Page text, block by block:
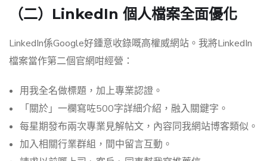
（二）LinkedIn 個人檔案全面優化
LinkedIn係Google好鍾意收錄嘅高權威網站。我將LinkedIn
檔案當作第二個官網咁經營：
用我全名做標題，加上專業認證。
「關於」一欄寫咗500字詳細介紹，融入關鍵字。
每星期發布兩次專業見解帖文，內容同我網站博客類似。
加入相關行業群組，間中留言互動。